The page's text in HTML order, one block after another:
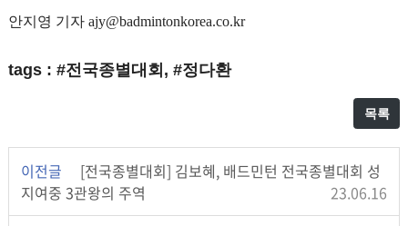
안지영 기자 ajy@badmintonkorea.co.kr
tags : #전국종별대회, #정다환
목록
이전글
[전국종별대회] 김보혜, 배드민턴 전국종별대회 성
지여중 3관왕의 주역
23.06.16